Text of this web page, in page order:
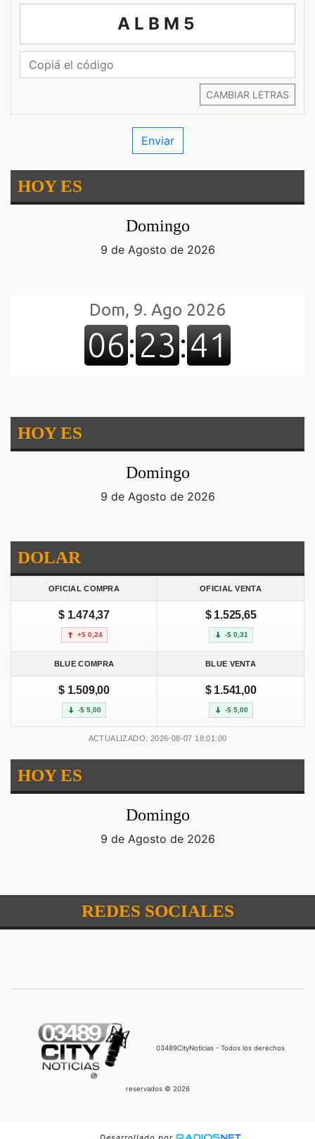
ALBM5
CAMBIAR LETRAS
HOY ES
Domingo
9 de Agosto de 2026
HOY ES
Domingo
9 de Agosto de 2026
DOLAR
OFICIAL COMPRA OFICIAL VENTA
$ 1.474,37
+$ 0,24
$ 1.525,65
-$ 0,31
BLUE COMPRA BLUE VENTA
$ 1.509,00
-$ 5,00
$ 1.541,00
-$ 5,00
ACTUALIZADO: 2026-08-07 18:01:00
HOY ES
Domingo
9 de Agosto de 2026
REDES SOCIALES
03489CityNoticias - Todos los derechos
reservados © 2026